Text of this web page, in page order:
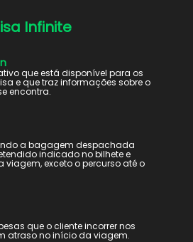
Infinite
que está disponível para os
e que traz informações sobre o
encontra.
a bagagem despachada
indicado no bilhete e
viagem, exceto o percurso até o
que o cliente incorrer nos
atraso no início da viagem.